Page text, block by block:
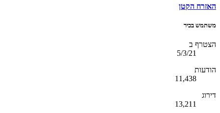
האזרח הקטן
משתמש בכיר
הצטרף ב
5/3/21
הודעות
11,438
דירוג
13,211